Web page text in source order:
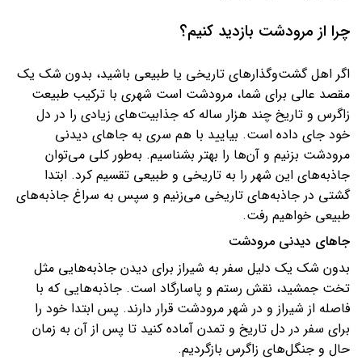
چرا از مرودشت بازدید کنیم؟
اگر اهل گشت‌وگذارهای تاریخی یا طبیعی باشید، بدون شک یک
مقصد عالی برای شما، مرودشت است‌ شهری با ترکیب طبیعت
زاگرس و تاریخ چند هزار ساله که جذابیت‌های زیادی را در دل
خود جای داده است. بیایید با هم سری به جاهای دیدنی
مرودشت بزنیم و آن‌ها را بهتر بشناسیم. به‌طور کلی می‌توان
جاذبه‌های این شهر را به تاریخی و طبیعی تقسیم کرد. ابتدا
گشتی در جاذبه‌های تاریخی می‌زنیم و سپس به سراغ جاذبه‌های
طبیعی خواهیم رفت.
جاهای دیدنی مرودشت
بدون شک یک دلیل سفر به شیراز برای دیدن جاذبه‌هایی مثل
تخت جمشید، نقش رستم و پاسارگاد است. جاذبه‌هایی که با
فاصله از شیراز و در شهر مرودشت قرار دارند. پس ابتدا خود را
برای سفر در دل تاریخ و تمدن آماده کنید تا پس از آن به زمان
حال و جنگل‌های زاگرس بازگردیم.